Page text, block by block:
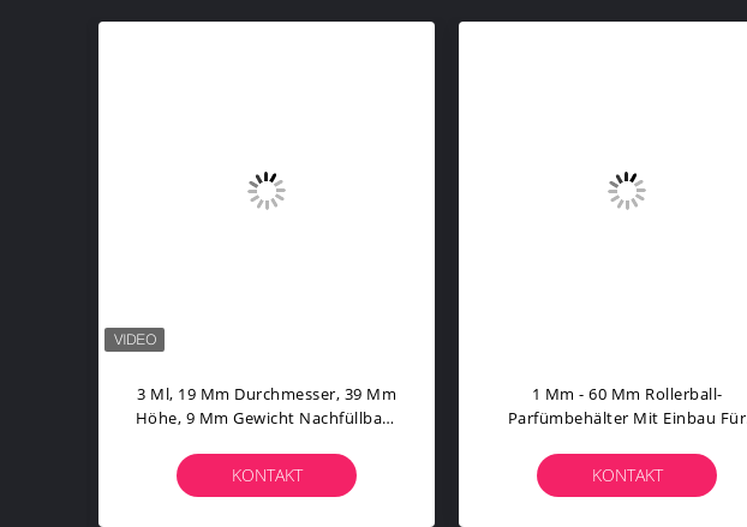
3 Ml, 19 Mm Durchmesser, 39 Mm
Höhe, 9 Mm Gewicht Nachfüllbare
Kosmetik
KONTAKT
1 Mm - 60 Mm Rollerball-
Parfümbehälter Mit Einbau Für
KONTAKT